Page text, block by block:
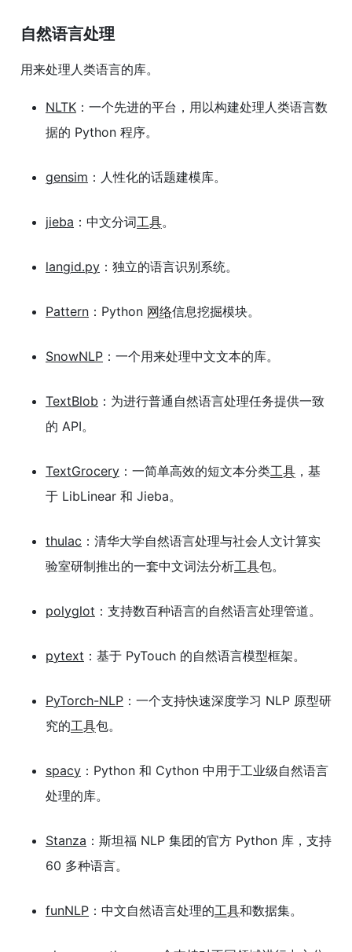
自然语言处理
用来处理人类语言的库。
NLTK ：一个先进的平台，用以构建处理人类语言数
据的 Python 程序。
gensim ：人性化的话题建模库。
jieba ：中文分词工具。
langid.py ：独立的语言识别系统。
Pattern ：Python 网络信息挖掘模块。
SnowNLP ：一个用来处理中文文本的库。
TextBlob ：为进行普通自然语言处理任务提供一致
的 API。
TextGrocery ：一简单高效的短文本分类工具 ，基
于 LibLinear 和 Jieba。
thulac ：清华大学自然语言处理与社会人文计算实
验室研制推出的一套中文词法分析工具包。
polyglot ：支持数百种语言的自然语言处理管道。
pytext ：基于 PyTouch 的自然语言模型框架。
PyTorch-NLP ：一个支持快速深度学习 NLP 原型研
究的工具包。
spacy ：Python 和 Cython 中用于工业级自然语言
处理的库。
Stanza ：斯坦福 NLP 集团的官方 Python 库，支持
60 多种语言。
funNLP ：中文自然语言处理的工具和数据集。